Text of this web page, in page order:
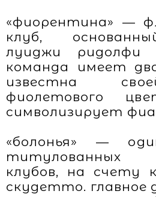
«фиорентина» —
клуб,
луиджи ридолфи
команда имеет
известна
фиолетового
символизирует
«болонья» —
титулованных
клубов, на счету
скудетто. главное